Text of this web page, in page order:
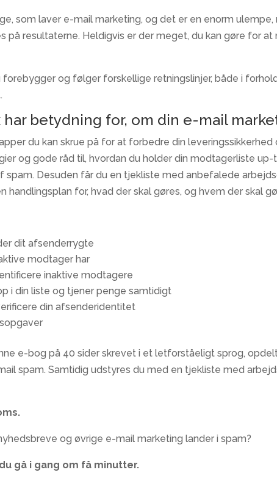
som laver e-mail marketing, og det er en enorm
resultaterne. Heldigvis er der meget, du kan gøre for at
forebygger og følger forskellige retningslinjer, både i
betydning for, om din e-mail
du kan skrue på for at forbedre din
og gode råd til, hvordan du holder din modtagerliste
Desuden får du en tjekliste med anbefalede
handlingsplan for, hvad der skal gøres, og hvem der skal
dit afsenderrygte
modtager har
inaktive modtagere
i din liste og tjener penge samtidigt
din afsenderidentitet
e-bog på 40 sider skrevet i et letforståeligt sprog,
spam. Samtidig udstyres du med en tjekliste med
og øvrige e-mail marketing lander i spam?
gå i gang om få minutter.